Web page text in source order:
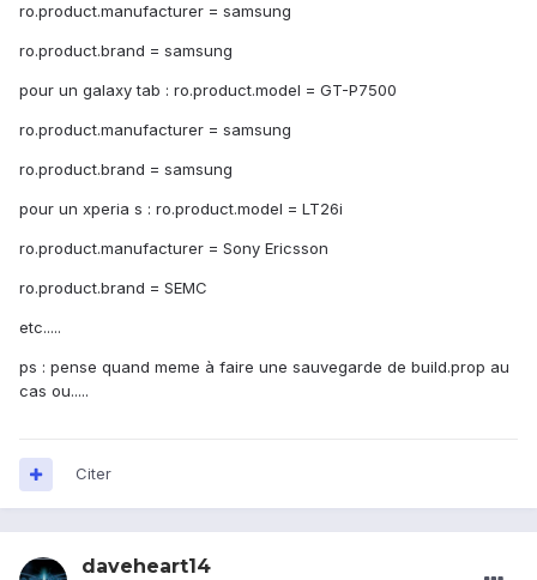
ro.product.manufacturer = samsung
ro.product.brand = samsung
pour un galaxy tab : ro.product.model = GT-P7500
ro.product.manufacturer = samsung
ro.product.brand = samsung
pour un xperia s : ro.product.model = LT26i
ro.product.manufacturer = Sony Ericsson
ro.product.brand = SEMC
etc.....
ps : pense quand meme à faire une sauvegarde de build.prop au
cas ou.....
Citer
daveheart14